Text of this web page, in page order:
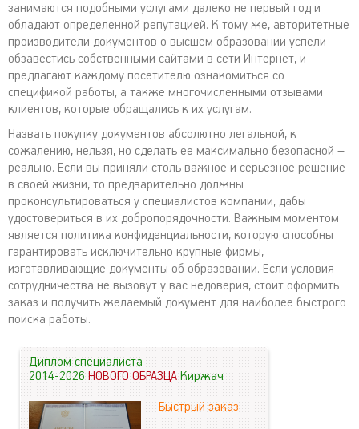
занимаются подобными услугами далеко не первый год и
обладают определенной репутацией. К тому же, авторитетные
производители документов о высшем образовании успели
обзавестись собственными сайтами в сети Интернет, и
предлагают каждому посетителю ознакомиться со
спецификой работы, а также многочисленными отзывами
клиентов, которые обращались к их услугам.
Назвать покупку документов абсолютно легальной, к
сожалению, нельзя, но сделать ее максимально безопасной –
реально. Если вы приняли столь важное и серьезное решение
в своей жизни, то предварительно должны
проконсультироваться у специалистов компании, дабы
удостовериться в их добропорядочности. Важным моментом
является политика конфиденциальности, которую способны
гарантировать исключительно крупные фирмы,
изготавливающие документы об образовании. Если условия
сотрудничества не вызовут у вас недоверия, стоит оформить
заказ и получить желаемый документ для наиболее быстрого
поиска работы.
Диплом специалиста
2014-2026НОВОГО ОБРАЗЦАКиржач
Быстрый заказ